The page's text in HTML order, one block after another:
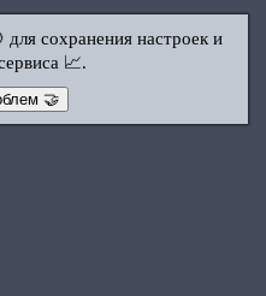
для сохранения настроек и
📈.
🤝